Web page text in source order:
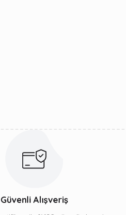
Güvenli Alışveriş